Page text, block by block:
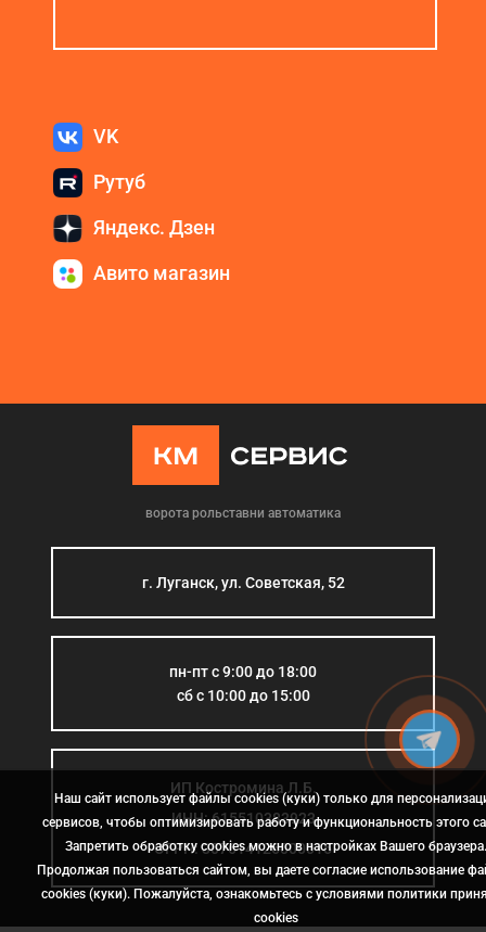
VK
Рутуб
Яндекс. Дзен
Авито магазин
ворота рольставни автоматика
г. Луганск, ул. Советская, 52
пн-пт с 9:00 до 18:00
сб с 10:00 до 15:00
ИП Костромина Л.Б.
ИНН: 615510383923
ОГРН: 307614126000015
Наш сайт использует файлы cookies (куки) только для
сервисов, чтобы оптимизировать работу и функциональность этого
Запретить обработку cookies можно в настройках Вашего браузера.
Продолжая пользоваться сайтом, вы даете согласие использование
cookies (куки). Пожалуйста, ознакомьтесь с условиями политики
сookies